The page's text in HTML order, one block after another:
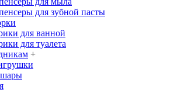
для зубной пасты
для ванной
для туалета
+